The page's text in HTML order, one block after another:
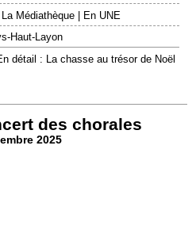
La Médiathèque
En UNE
Haut-Layon
détail : La chasse au trésor de Noël
des chorales
2025